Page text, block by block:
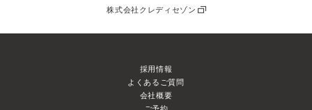
株式会社クレディセゾン
採用情報
よくあるご質問
会社概要
ご予約